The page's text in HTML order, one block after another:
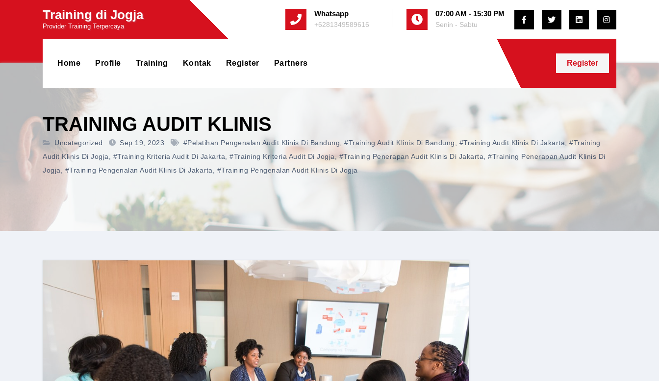
Training di Jogja
Provider Training Terpercaya
Whatsapp
+6281349589616
07:00 AM - 15:30 PM
Senin - Sabtu
Home Profile Training Kontak Register Partners Register
TRAINING AUDIT KLINIS
Uncategorized Sep 19, 2023 #pelatihan Pengenalan Audit Klinis Di Bandung #training Audit Klinis Di Bandung #training Audit Klinis Di Jakarta
#training
Audit Klinis Di Jogja
#training Kriteria Audit Di Jakarta #training Kriteria Audit Di Jogja #training Penerapan Audit Klinis Di Jakarta
#training Penerapan Audit Klinis Di
Jogja
#training Pengenalan Audit Klinis Di Jakarta #training Pengenalan Audit Klinis Di Jogja